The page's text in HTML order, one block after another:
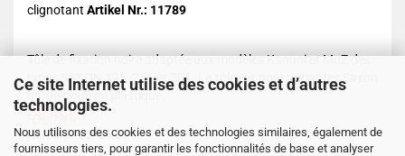
Ce site Internet utilise des cookies et d’autres
technologies.
Nous utilisons des cookies et des technologies similaires, également de
fournisseurs tiers, pour garantir les fonctionnalités de base et analyser
clignotant Artikel Nr.: 11789
Tôle de fixation noire adaptée aux modèles Kanuni et MuZ des
types SAXON 125, 251 et 301. La tôle est pour variantes Saxon
garde-boue en plastique.
DETAILS
Réf. MZ : 32-34.034